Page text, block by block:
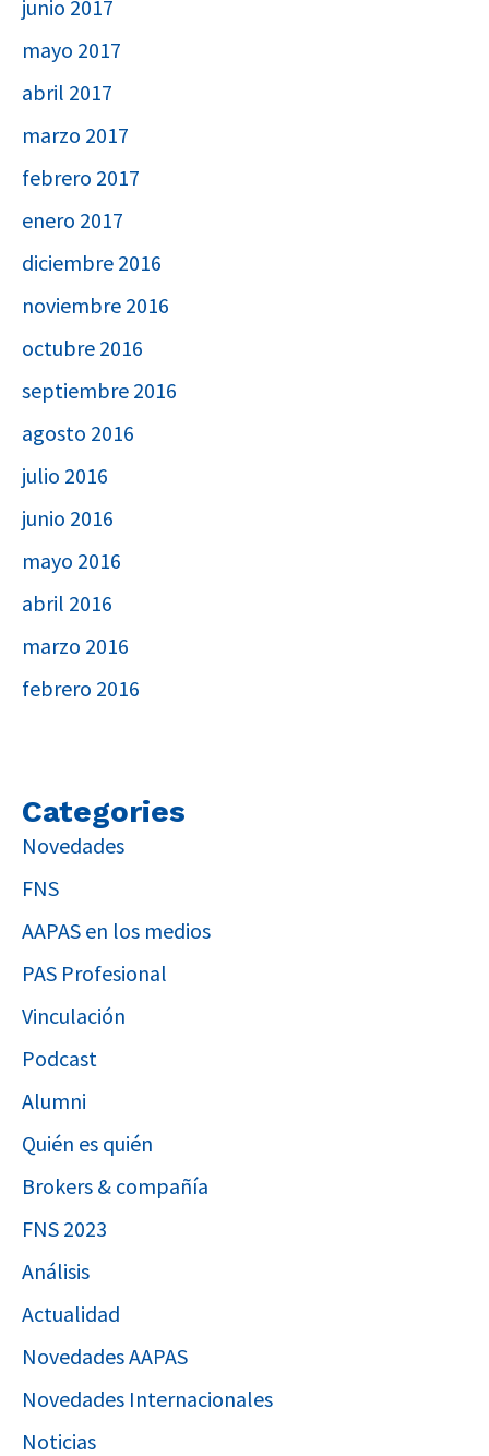
junio 2017
mayo 2017
abril 2017
marzo 2017
febrero 2017
enero 2017
diciembre 2016
noviembre 2016
octubre 2016
septiembre 2016
agosto 2016
julio 2016
junio 2016
mayo 2016
abril 2016
marzo 2016
febrero 2016
Categories
Novedades
FNS
AAPAS en los medios
PAS Profesional
Vinculación
Podcast
Alumni
Quién es quién
Brokers & compañía
FNS 2023
Análisis
Actualidad
Novedades AAPAS
Novedades Internacionales
Noticias